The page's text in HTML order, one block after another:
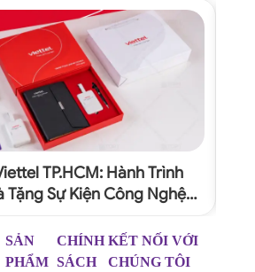
TP.HCM: Hành Trình
Tặng Sự Kiện Công Nghệ
SẢN
PHẨM
CHÍNH
SÁCH
KẾT NỐI VỚI
CHÚNG TÔI